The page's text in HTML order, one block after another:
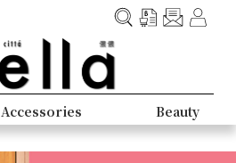
Accessories Beauty